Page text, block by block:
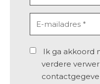
Ik ga akkoord
verdere